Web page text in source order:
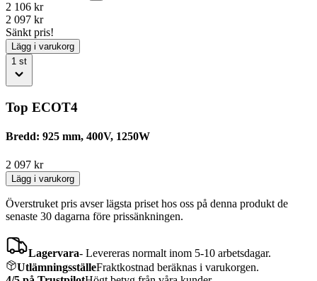
2 106 kr
2 097 kr
Sänkt pris!
Lägg i varukorg
1 st
Top ECOT4
Bredd: 925 mm, 400V, 1250W
2 097 kr
Lägg i varukorg
Överstruket pris avser lägsta priset hos oss på denna produkt de
senaste 30 dagarna före prissänkningen.
Lagervara- Levereras normalt inom 5-10 arbetsdagar.
UtlämningsställeFraktkostnad beräknas i varukorgen.